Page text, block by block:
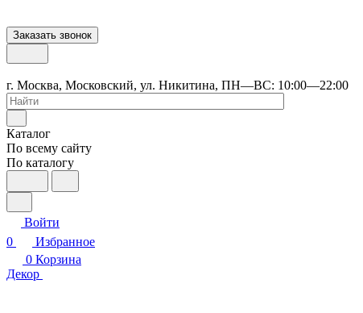
Заказать звонок
г. Москва, Московский, ул. Никитина, ПН—ВС: 10:00—22:00
Каталог
По всему сайту
По каталогу
Войти
0
Избранное
0 Корзина
Декор